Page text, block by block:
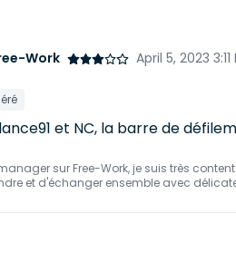
Work April 5, 2023 3:11
et NC, la barre de
sur Free-Work, je suis très
et d'échanger ensemble avec